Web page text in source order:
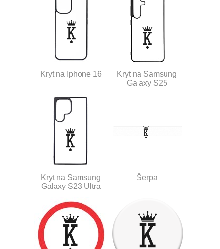
Kryt na Iphone 16
Kryt na Samsung
Galaxy S25
Kryt na Samsung
Galaxy S23 Ultra
Šerpa